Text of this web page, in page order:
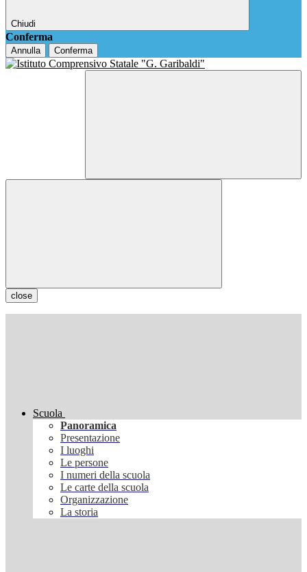
Chiudi
Conferma
Annulla Conferma
close
Scuola
Panoramica
Presentazione
I luoghi
Le persone
I numeri della scuola
Le carte della scuola
Organizzazione
La storia